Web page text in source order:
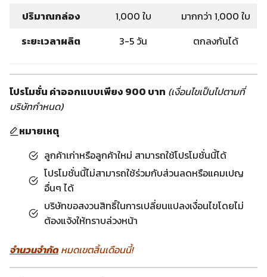
ปริมาณกล่อง 1,000 ใบ
มากกว่า 1,000 ใบ
ระยะเวลาผลิต
3-5 วัน ตกลงกันได้
โปรโมชั่น ค่าออกแบบเพียง 900 บาท (เงื่อนไขเป็นไปตามที่
บริษัทกำหนด)
หมายเหตุ
ลูกค้าเก่าหรือลูกค้าใหม่ สามารถใช้โปรโมชั่นนี้ได้
โปรโมชั่นนี้ไม่สามารถใช้ร่วมกับส่วนลดหรือแคมเปญ
อื่นๆ ได้
บริษัทขอสงวนสิทธิ์ในการเปลี่ยนแปลงเงื่อนไขโดยไม่
ต้องแจ้งให้ทราบล่วงหน้า
จำนวนจำกัดหมดเขตสิ้นเดือนนี้!